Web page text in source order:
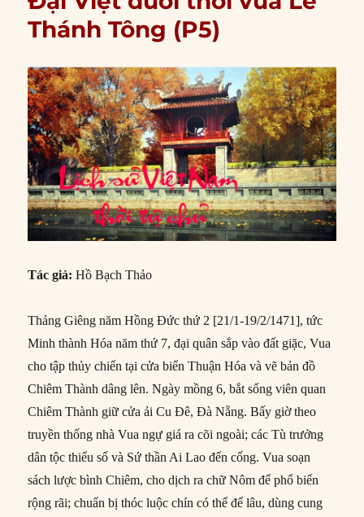
Thánh Tông (P5)
Tác giả: Hồ Bạch Thảo
Thảng Giêng năm Hồng Đức thứ 2 [21/1-19/2/1471], tức
Minh thành Hóa năm thứ 7, đại quân sắp vào đất giặc, Vua
cho tập thủy chiến tại cửa biển Thuận Hóa và vẽ bản đồ
Chiêm Thành dâng lên. Ngày mồng 6, bắt sống viên quan
Chiêm Thành giữ cửa ải Cu Đê, Đà Nẵng. Bấy giờ theo
truyền thống nhà Vua ngự giá ra cõi ngoài; các Tù trưởng
dân tộc thiểu số và Sứ thần Ai Lao đến cống. Vua soạn
sách lược bình Chiêm, cho dịch ra chữ Nôm để phổ biến
rộng rãi; chuẩn bị thóc luộc chín có thể để lâu, dùng cung